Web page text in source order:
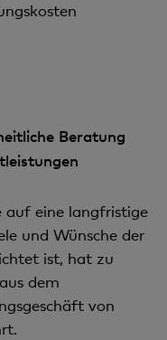
Beratung
auf eine langfristige
und Wünsche der
ist, hat zu
dem
von